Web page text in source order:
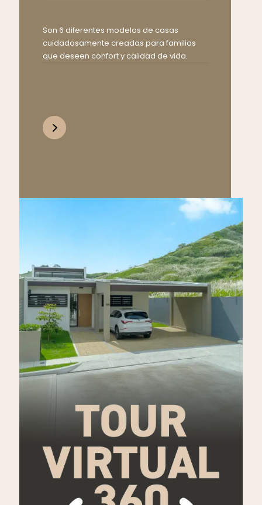
Son 6 diferentes modelos de casas
cuidadosamente creadas para familias
que deseen confort y calidad de vida.